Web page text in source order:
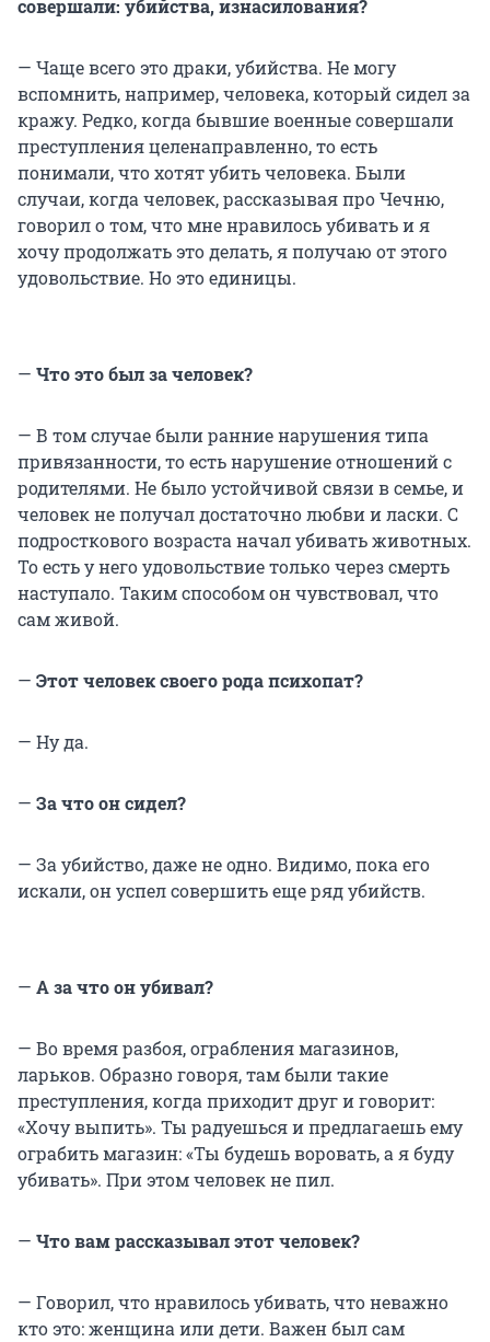
совершали: убийства, изнасилования?
— Чаще всего это драки, убийства. Не могу
вспомнить, например, человека, который сидел за
кражу. Редко, когда бывшие военные совершали
преступления целенаправленно, то есть
понимали, что хотят убить человека. Были
случаи, когда человек, рассказывая про Чечню,
говорил о том, что мне нравилось убивать и я
хочу продолжать это делать, я получаю от этого
удовольствие. Но это единицы.
— Что это был за человек?
— В том случае были ранние нарушения типа
привязанности, то есть нарушение отношений с
родителями. Не было устойчивой связи в семье, и
человек не получал достаточно любви и ласки. С
подросткового возраста начал убивать животных.
То есть у него удовольствие только через смерть
наступало. Таким способом он чувствовал, что
сам живой.
— Этот человек своего рода психопат?
— Ну да.
— За что он сидел?
— За убийство, даже не одно. Видимо, пока его
искали, он успел совершить еще ряд убийств.
— А за что он убивал?
— Во время разбоя, ограбления магазинов,
ларьков. Образно говоря, там были такие
преступления, когда приходит друг и говорит:
«Хочу выпить». Ты радуешься и предлагаешь ему
ограбить магазин: «Ты будешь воровать, а я буду
убивать». При этом человек не пил.
— Что вам рассказывал этот человек?
— Говорил, что нравилось убивать, что неважно
кто это: женщина или дети. Важен был сам